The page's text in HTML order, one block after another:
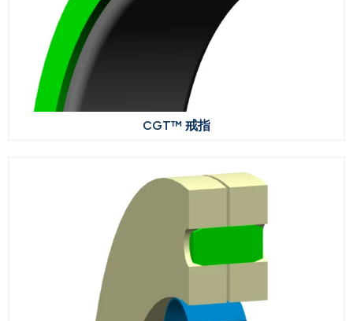
CGT™ 戒指